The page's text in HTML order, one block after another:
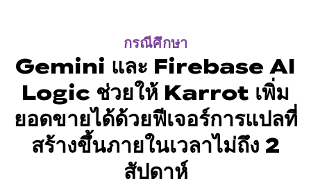
กรณีศึกษา
Gemini และ Firebase AI
Logic ช่วยให้ Karrot เพิ่ม
ยอดขายได้ด้วยฟีเจอร์การแปลที่
สร้างขึ้นภายในเวลาไม่ถึง 2
สัปดาห์